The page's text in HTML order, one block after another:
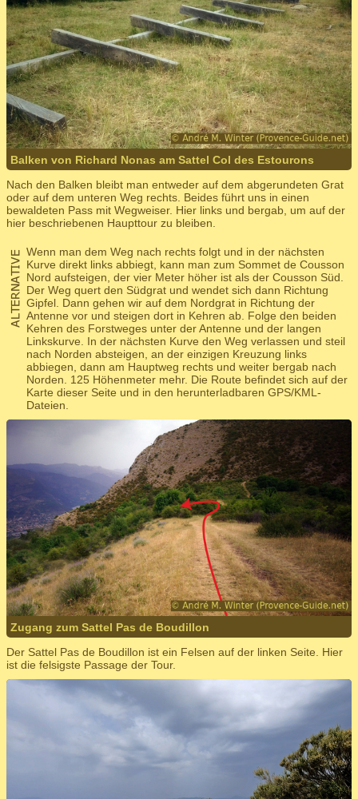
Balken von Richard Nonas am Sattel Col des Estourons
Nach den Balken bleibt man entweder auf dem abgerundeten Grat
oder auf dem unteren Weg rechts. Beides führt uns in einen
bewaldeten Pass mit Wegweiser. Hier links und bergab, um auf der
hier beschriebenen Haupttour zu bleiben.
Wenn man dem Weg nach rechts folgt und in der nächsten
Kurve direkt links abbiegt, kann man zum Sommet de Cousson
Nord aufsteigen, der vier Meter höher ist als der Cousson Süd.
Der Weg quert den Südgrat und wendet sich dann Richtung
Gipfel. Dann gehen wir auf dem Nordgrat in Richtung der
Antenne vor und steigen dort in Kehren ab. Folge den beiden
Kehren des Forstweges unter der Antenne und der langen
Linkskurve. In der nächsten Kurve den Weg verlassen und steil
nach Norden absteigen, an der einzigen Kreuzung links
abbiegen, dann am Hauptweg rechts und weiter bergab nach
Norden. 125 Höhenmeter mehr. Die Route befindet sich auf der
Karte dieser Seite und in den herunterladbaren GPS/KML-
Dateien.
Zugang zum Sattel Pas de Boudillon
Der Sattel Pas de Boudillon ist ein Felsen auf der linken Seite. Hier
ist die felsigste Passage der Tour.